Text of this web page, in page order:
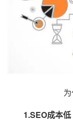
1.SEO成本低